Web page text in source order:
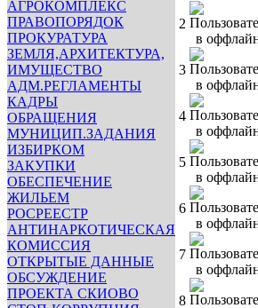
АГРОКОМПЛЕКС
ПРАВОПОРЯДОК
ПРОКУРАТУРА
ЗЕМЛЯ,АРХИТЕКТУРА,
ИМУЩЕСТВО
АДМ.РЕГЛАМЕНТЫ
КАДРЫ
ОБРАЩЕНИЯ
МУНИЦИП.ЗАДАНИЯ
ИЗБИРКОМ
ЗАКУПКИ
ОБЕСПЕЧЕНИЕ
ЖИЛЬЕМ
РОСРЕЕСТР
АНТИНАРКОТИЧЕСКАЯ
КОМИССИЯ
ОТКРЫТЫЕ ДАННЫЕ
ОБСУЖДЕНИЕ
ПРОЕКТА СКИОВО
2
3
4
5
6
7
8